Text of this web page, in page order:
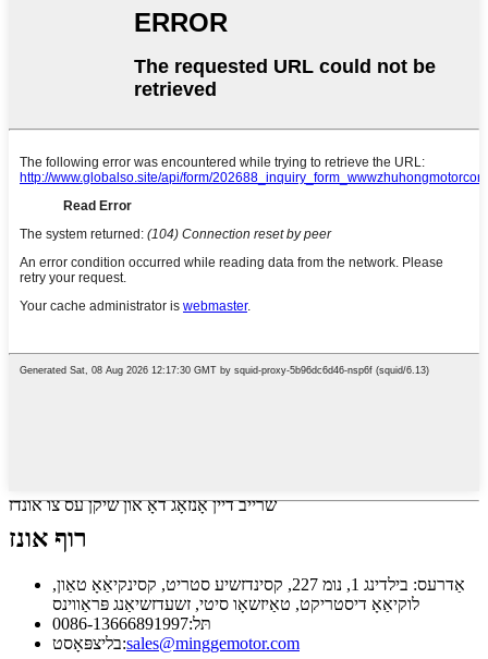
שרייב דיין אָנזאָג דאָ און שיקן עס צו אונדז
רוף אונז
אַדרעס: בילדינג 1, נומ 227, קסינדזשיע סטריט, קסינקיאַאָ טאַון,
לוקיאַאָ דיסטריקט, טאַיזשאָו סיטי, זשעדזשיאַנג פּראַווינס
תּל:0086-13666891997
בליצפּאָסט:sales@minggemotor.com